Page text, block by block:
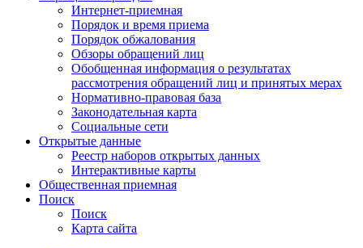
Интернет-приемная
Порядок и время приема
Порядок обжалования
Обзоры обращений лиц
Обобщенная информация о результатах
рассмотрения обращений лиц и принятых мерах
Нормативно-правовая база
Законодательная карта
Социальные сети
Открытые данные
Реестр наборов открытых данных
Интерактивные карты
Общественная приемная
Поиск
Поиск
Карта сайта